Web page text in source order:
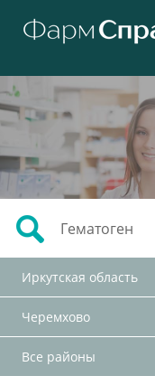
Иркутская область
Черемхово
Все районы